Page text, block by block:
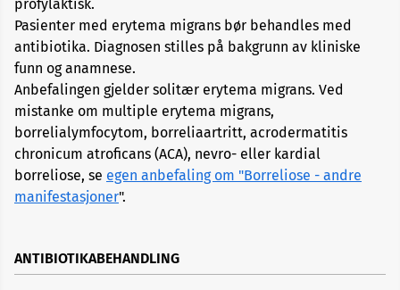
profylaktisk.
Pasienter med erytema migrans bør behandles med
antibiotika. Diagnosen stilles på bakgrunn av kliniske
funn og anamnese.
Anbefalingen gjelder solitær erytema migrans. Ved
mistanke om multiple erytema migrans,
borrelialymfocytom, borreliaartritt, acrodermatitis
chronicum atroficans (ACA), nevro- eller kardial
borreliose, se egen anbefaling om "Borreliose - andre
manifestasjoner".
ANTIBIOTIKABEHANDLING